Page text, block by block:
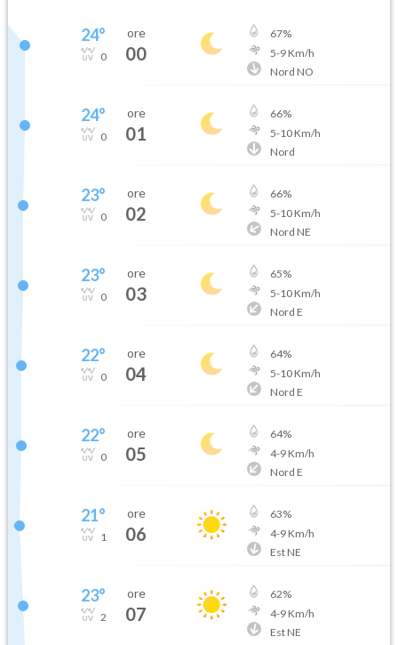
24°
0
ore
00
67%
5-9Km/h
Nord NO
24°
0
ore
01
66%
5-10Km/h
Nord
23°
0
ore
02
66%
5-10Km/h
Nord NE
23°
0
ore
03
65%
5-10Km/h
Nord E
22°
0
ore
04
64%
5-10Km/h
Nord E
22°
0
ore
05
64%
4-9Km/h
Nord E
21°
1
ore
06
63%
4-9Km/h
Est NE
23°
2
ore
07
62%
4-9Km/h
Est NE